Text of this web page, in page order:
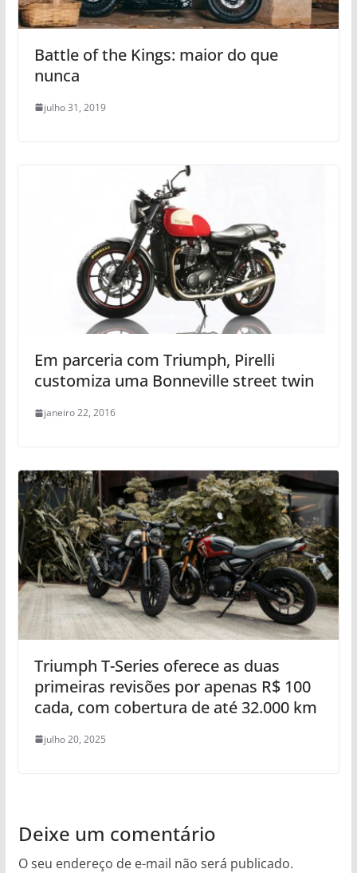
Battle of the Kings: maior do que
nunca
julho 31, 2019
Em parceria com Triumph, Pirelli
customiza uma Bonneville street twin
janeiro 22, 2016
Triumph T-Series oferece as duas
primeiras revisões por apenas R$ 100
cada, com cobertura de até 32.000 km
julho 20, 2025
Deixe um comentário
O seu endereço de e-mail não será publicado.